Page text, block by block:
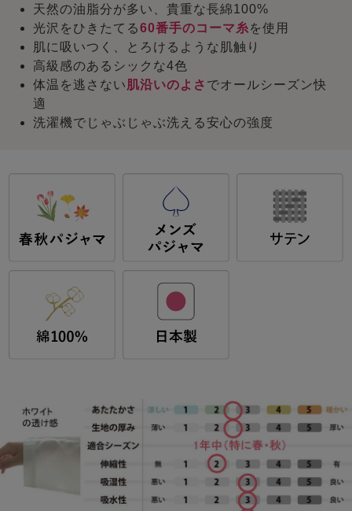
天然の油脂分が多い、貴重な長綿100%
光沢をひきたてる60番手のコーマ糸を使用
肌に吸いつく、とろけるような肌触り
高級感のあるシックな4色
体温を逃さない肌沿いのよさ でオールシーズン快
適
洗濯機でじゃぶじゃぶ洗える安心の強度